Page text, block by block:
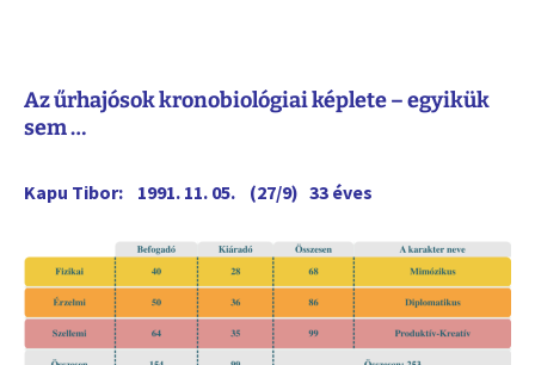
Az űrhajósok kronobiológiai képlete – egyikük
sem …
Kapu Tibor: 1991. 11. 05. (27/9) 33 éves